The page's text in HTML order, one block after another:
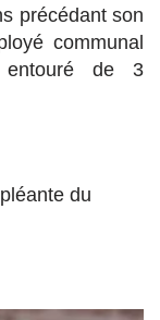
précédant son
communal
de 3
du